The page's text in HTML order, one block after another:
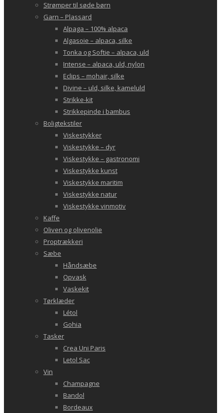
Strømper til søde børn
Garn – Plassard
Alpaga – 100% alpaca
Algasoie – alpaca, silke
Tonka og Softie – alpaca, uld
Intense – alpaca, uld, nylon
Eclips – mohair, silke
Divine – uld, silke, kameluld
Strikke-kit
Strikkepinde i bambus
Boligtekstiler
Viskestykker
Viskestykke – dyr
Viskestykke – gastronomi
Viskestykke kunst
Viskestykke maritim
Viskestykke natur
Viskestykke vinmotiv
Kaffe
Oliven og olivenolie
Proptrækkeri
Sæbe
Håndsæbe
Opvask
Vaskekit
Tørklæder
Létol
Gohia
Tasker
Crea Uni Paris
Letol Sac
Vin
Champagne
Bandol
Bordeaux